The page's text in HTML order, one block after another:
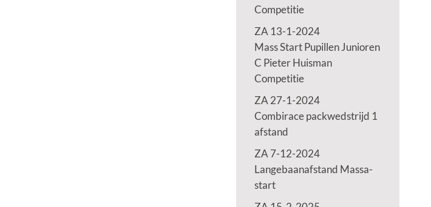
Competitie
ZA 13-1-2024
Mass Start Pupillen Junioren
C Pieter Huisman
Competitie
ZA 27-1-2024
Combirace packwedstrijd 1
afstand
ZA 7-12-2024
Langebaanafstand Massa-
start